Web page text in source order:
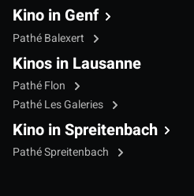
Kino in Genf
Pathé Balexert
Kinos in Lausanne
Pathé Flon
Pathé Les Galeries
Kino in Spreitenbach
Pathé Spreitenbach